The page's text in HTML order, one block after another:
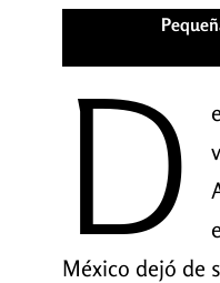
D
México dejó de